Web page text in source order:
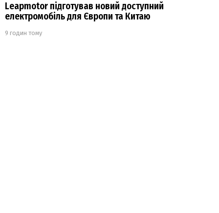
Leapmotor підготував новий доступний
електромобіль для Європи та Китаю
9 годин тому